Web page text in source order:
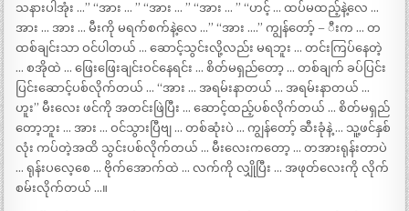
သနားပါအုံး …” “အား … ” “အား … ” “အား … ” “ဟင့် … ထပ်မထည့်နဲ့လေ …
အား … အား … မီးကို မရက်စက်နဲ့လေ …” “အား ….” ကျွန်တော့် – ီးက … တ
ထစ်ချင်းသာ ဝင်ပါတယ် … ဆောင့်သွင်းလို့လည်း မရဘူး … တင်းကြပ်နေတဲ့
… စအိုထဲ … ဖြေးဖြေးချင်းဝင်နေရင်း … စိတ်မရှည်တော့ … တစ်ချက် ခပ်ပြင်း
ပြင်းဆောင့်ပစ်လိုက်တယ် … “အား … အရမ်းနာတယ် … အရမ်းနာတယ် …
ဟူး” မီးလေး ဖင်ကို အတင်းဖြဲပြီး … ဆောင့်ထည့်ပစ်လိုက်တယ် … စိတ်မရှည်
တော့ဘူး … အား … ဝင်သွားပြီဗျ … တစ်ဆုံးပဲ … ကျွန်တော့် ဆီးခုံနဲ့ … သူ့ဖင်နှစ်
လုံး ကပ်တဲ့အထိ သွင်းပစ်လိုက်တယ် … မီးလေးကတော့ … တအားရုန်းတာပဲ
… ရုန်းပလေ့စေ … ဗိုက်အောက်ထဲ … လက်ကို လျှိုပြီး … အဖုတ်လေးကို လိုက်
စမ်းလိုက်တယ် …။